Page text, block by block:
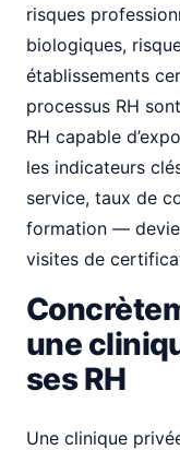
risques
biologiques,
établissements
processus RH
RH capable
les indicateurs
service, taux de
formation —
visites de
une
ses RH
Une clinique